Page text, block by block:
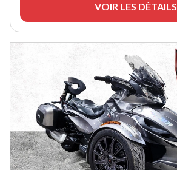
VOIR LES DÉTAILS